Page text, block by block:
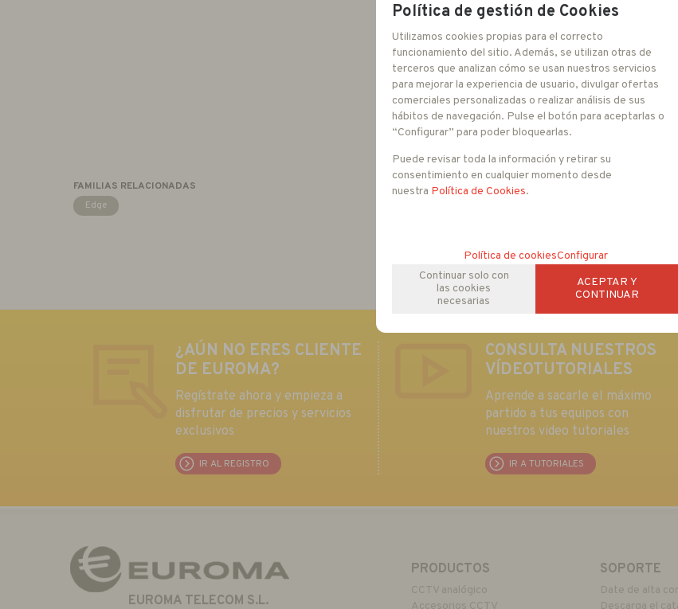
-
unidades
+
FAMILIAS RELACIONADAS
Edge
¿AÚN NO ERES CLIENTE
DE EUROMA?
Regístrate ahora y empieza a
disfrutar de precios y servicios
exclusivos
IR AL REGISTRO
CONSULTA NUESTROS
VÍDEOTUTORIALES
Aprende a sacarle el máximo
partido a tus equipos con
nuestros video tutoriales
IR A TUTORIALES
EUROMA TELECOM S.L.
PRODUCTOS
CCTV analógico
SOPORTE
Date de alta
Política de gestión de Cookies
Utilizamos cookies propias para el correcto
funcionamiento del sitio. Además, se utilizan otras de
terceros que analizan cómo se usan nuestros servicios
para mejorar la experiencia de usuario, divulgar ofertas
comerciales personalizadas o realizar análisis de sus
hábitos de navegación. Pulse el botón para aceptarlas o
“Configurar” para poder bloquearlas.
Puede revisar toda la información y retirar su
consentimiento en cualquier momento desde
nuestra Política de Cookies.
Política de cookiesConfigurar
Continuar solo con
las cookies
necesarias
ACEPTAR Y
CONTINUAR